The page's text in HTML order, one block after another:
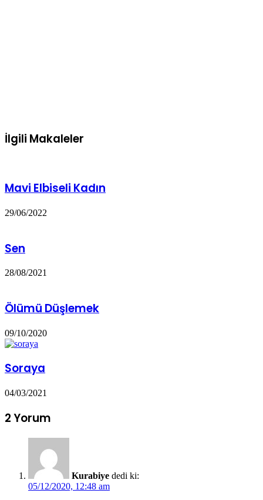
İlgili Makaleler
Mavi Elbiseli Kadın
29/06/2022
Sen
28/08/2021
Ölümü Düşlemek
09/10/2020
Soraya
04/03/2021
2 Yorum
Kurabiye dedi ki:
05/12/2020, 12:48 am